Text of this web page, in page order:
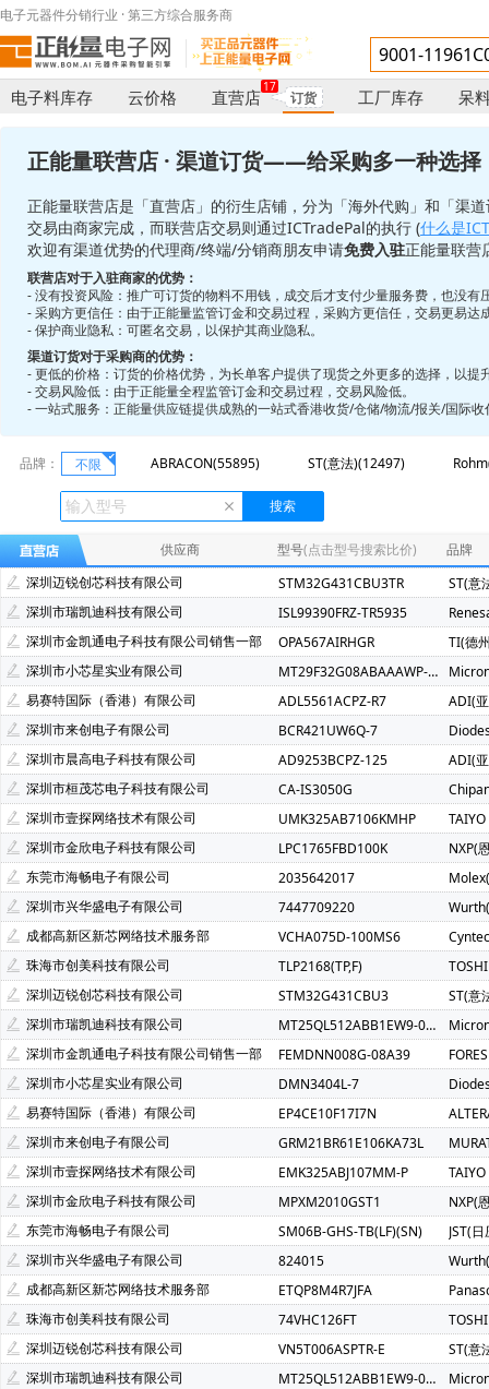
电子元器件分销行业 · 第三方综合服务商
电子料库存 云价格 直营店
17
订货 工厂库存 呆
正能量联营店 · 渠道订货——给采购多一种选择
正能量联营店是「直营店」的衍生店铺，分为「海外代购」和「渠
交易由商家完成，而联营店交易则通过ICTradePal的执行 (什么是
欢迎有渠道优势的代理商/终端/分销商朋友申请免费入驻正能量联营
联营店对于入驻商家的优势：
- 没有投资风险：推广可订货的物料不用钱，成交后才支付少量服务费，也没有
- 采购方更信任：由于正能量监管订金和交易过程，采购方更信任，交易更易达
- 保护商业隐私：可匿名交易，以保护其商业隐私。
渠道订货对于采购商的优势：
- 更低的价格：订货的价格优势，为长单客户提供了现货之外更多的选择，以提
- 交易风险低：由于正能量全程监管订金和交易过程，交易风险低。
- 一站式服务：正能量供应链提供成熟的一站式香港收货/仓储/物流/报关/国际
品牌： 不限 ABRACON(55895) ST(意法)(12497)
Ecliptek(507)
TOSHIBA(东芝)(400)
XLSEMI(芯龙)(185)
Renesas(瑞萨)(162)
Mindmotion(灵动微)(71)
JST(日压)(70)
Cyntec(乾坤
Infineon(英飞凌)(49)
Hisilicon(海思)(40)
Cachip(锦锐
SGMICRO(圣邦微)(32)
Cypress(赛普拉斯)(31)
Brightking(台湾君耀)(22)
MotorComm(裕太微)(22)
SILICON LABS(芯科)(20)
RUNIC(润石)(19)
Chiplntelli(
LOWPOWER(微源半导体)(14)
HED(华大电子)(13)
X-
XILINX(赛灵思)(10)
Nuvoton(新唐)(9)
WALTER(华德)(9)
SAMSUNG(三星)(7)
BERYL(绿宝石)(7)
GD(兆易创新)(7)
TDK-Lambda(5)
YXC(扬兴晶振)(5)
STE(松田)(5)
AVX(京瓷)(3)
Wayon(上海维安)(3)
Maxlinear(迈凌)(3)
SMC(桑德斯)(3)
HK(航顺)(3)
Chinamobile(中移物联网
Dialog Semiconductor GmbH(2)
ECS Inc(2)
fangtek(
MPS(美国芯源)(2)
MCC(美微科)(2)
Nvidia(英伟达)(2)
Nexperia(安世)(2)
RUIMENG(瑞盟)(2)
Firstohm(台湾
SCT(芯洲科技)(2)
AzureWave(海华)(1)
ALPS(阿尔卑斯
Bourns(伯恩斯)(1)
COSMO(冠西)(1)
Chilisin(奇力新)(1)
FM(复旦微)(1)
FTDI(飞特帝亚)(1)
Freescale(飞思卡尔
MSTAR(晨星)(1)
Natlinear(南麟)(1)
PUI Audio(1)
AMP NETCONNECT(1)
Power Dynamics Inc(1)
无锡紫光微(1)
Nsiway(纳芯威)(1)
xysemi(赛芯微)(1)
BRIGHTEK(弘凯光电)(1)
Magn Tek(麦歌恩)(1)
TMI(拓
BUSSMANN(巴斯曼)(1)
供应商 型号(点击型号搜索比价)
品牌
深圳迈锐创芯科技有限公司
STM32G431CBU3TR
ST(意
深圳市瑞凯迪科技有限公司
ISL99390FRZ-TR5935
深圳市金凯通电子科技有限公司销售一部
OPA567AIRHGR
TI(德
深圳市小芯星实业有限公司
MT29F32G08ABAAAWP-ITZ:A
易赛特国际（香港）有限公司
ADL5561ACPZ-R7
ADI(
深圳市来创电子有限公司
BCR421UW6Q-7
深圳市晨高电子科技有限公司
AD9253BCPZ-125
ADI(
深圳市桓茂芯电子科技有限公司
CA-IS3050G
深圳市壹探网络技术有限公司
UMK325AB7106KMHP
深圳市金欣电子科技有限公司
LPC1765FBD100K
NXP(
东莞市海畅电子有限公司
2035642017
深圳市兴华盛电子有限公司
7447709220
成都高新区新芯网络技术服务部
VCHA075D-100MS6
珠海市创美科技有限公司
TLP2168(TP,F)
深圳迈锐创芯科技有限公司
STM32G431CBU3
ST(意
深圳市瑞凯迪科技有限公司
MT25QL512ABB1EW9-0SIT
深圳市金凯通电子科技有限公司销售一部
FEMDNN008G-08A39
深圳市小芯星实业有限公司
DMN3404L-7
易赛特国际（香港）有限公司
EP4CE10F17I7N
深圳市来创电子有限公司
GRM21BR61E106KA73L
深圳市壹探网络技术有限公司
EMK325ABJ107MM-P
深圳市金欣电子科技有限公司
MPXM2010GST1
NXP(
东莞市海畅电子有限公司
SM06B-GHS-TB(LF)(SN)
JST(
深圳市兴华盛电子有限公司
824015
成都高新区新芯网络技术服务部
ETQP8M4R7JFA
珠海市创美科技有限公司
74VHC126FT
深圳迈锐创芯科技有限公司
VN5T006ASPTR-E
ST(意
深圳市瑞凯迪科技有限公司
MT25QL512ABB1EW9-0SIT